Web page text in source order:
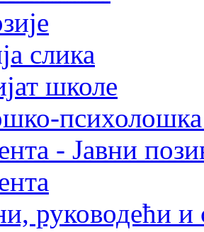
слика
школе
психолошка
- Јавни
руководећи и